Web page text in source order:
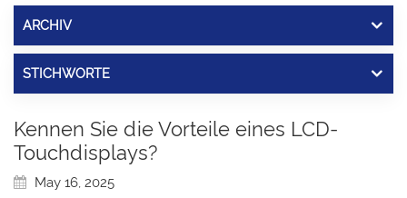
ARCHIV
STICHWORTE
Kennen Sie die Vorteile eines LCD-
Touchdisplays?
May 16, 2025